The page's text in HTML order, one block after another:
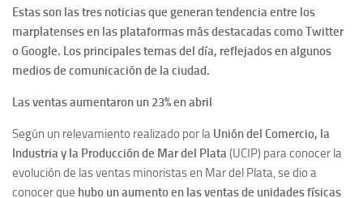
Estas son las tres noticias que generan tendencia entre los
marplatenses en las plataformas más destacadas como Twitter
o Google. Los principales temas del día, reflejados en algunos
medios de comunicación de la ciudad.
Las ventas aumentaron un 23% en abril
Según un relevamiento realizado por la Unión del Comercio, la
Industria y la Producción de Mar del Plata(UCIP) para conocer la
evolución de las ventas minoristas en Mar del Plata, se dio a
conocer que hubo un aumento en las ventas de unidades físicas